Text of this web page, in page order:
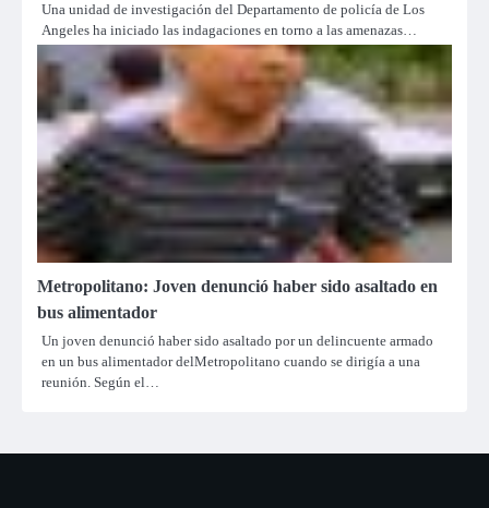
Una unidad de investigación del Departamento de policía de Los
Angeles ha iniciado las indagaciones en torno a las amenazas…
Metropolitano: Joven denunció haber sido asaltado en
bus alimentador
Un joven denunció haber sido asaltado por un delincuente armado
en un bus alimentador delMetropolitano cuando se dirigía a una
reunión. Según el…